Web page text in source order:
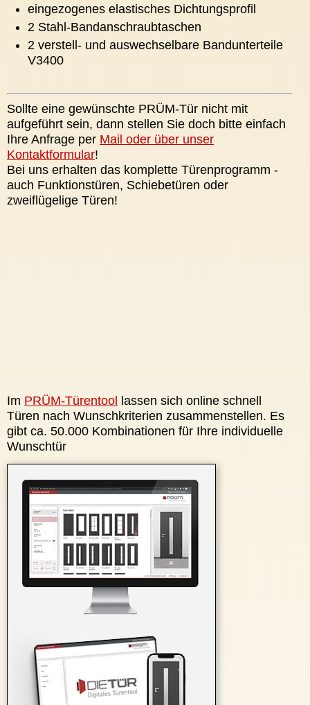
eingezogenes elastisches Dichtungsprofil
2 Stahl-Bandanschraubtaschen
2 verstell- und auswechselbare Bandunterteile
V3400
Sollte eine gewünschte PRÜM-Tür nicht mit
aufgeführt sein, dann stellen Sie doch bitte einfach
Ihre Anfrage per Mail oder über unser
Kontaktformular!
Bei uns erhalten das komplette Türenprogramm -
auch Funktionstüren, Schiebetüren oder
zweiflügelige Türen!
Im PRÜM-Türentool
lassen sich online schnell
Türen nach Wunschkriterien zusammenstellen. Es
gibt ca. 50.000 Kombinationen für Ihre individuelle
Wunschtür